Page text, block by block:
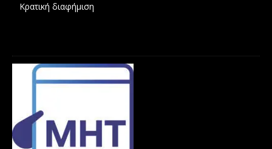
Κρατική διαφήμιση